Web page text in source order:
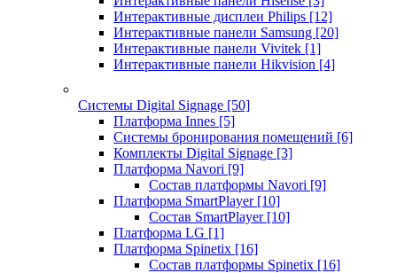
Интерактивные дисплеи Philips [12]
Интерактивные панели Samsung [20]
Интерактивные панели Vivitek [1]
Интерактивные панели Hikvision [4]
Системы Digital Signage [50]
Платформа Innes [5]
Системы бронирования помещений [6]
Комплекты Digital Signage [3]
Платформа Navori [9]
Состав платформы Navori [9]
Платформа SmartPlayer [10]
Состав SmartPlayer [10]
Платформа LG [1]
Платформа Spinetix [16]
Состав платформы Spinetix [16]